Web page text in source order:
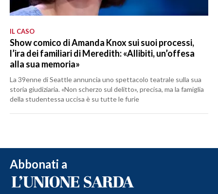
IL CASO
Show comico di Amanda Knox sui suoi processi,
l’ira dei familiari di Meredith: «Allibiti, un’offesa
alla sua memoria»
La 39enne di Seattle annuncia uno spettacolo teatrale sulla sua
storia giudiziaria. «Non scherzo sul delitto», precisa, ma la famiglia
della studentessa uccisa è su tutte le furie
Abbonati a